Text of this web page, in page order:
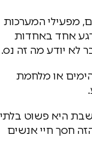
מפעילי המערכות
אחד באחדות
לא יודע מה זה נס.
או מלחמת
היא פשוט בלתי
חסך חיי אנשים